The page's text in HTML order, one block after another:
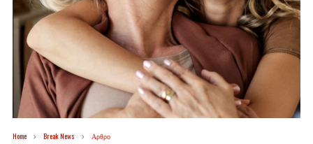
Home Break News Αρθρο